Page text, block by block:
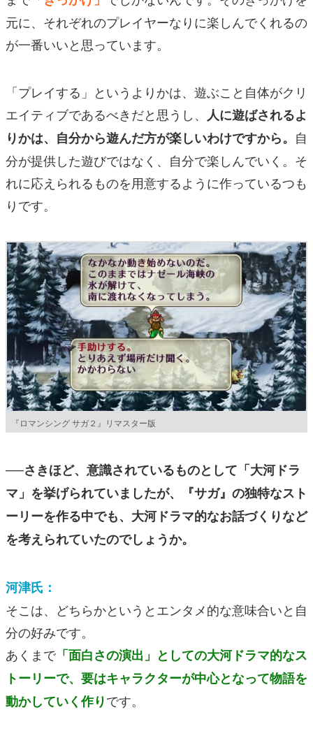
元に、それぞれのプレイヤーなりに楽しんでくれるの
が一番いいと思っています。
「プレイする」というよりかは、遊ぶこと自体がクリ
エイティブであるべきだと思うし、 人に遊ばされるよ
りかは、自分から遊んだ方が楽しいわけですから。 自
分が提供した遊びではなく、自分で楽しんでいく。そ
れに応えられるものを用意するように作っているつも
りです。
『ロマンシング サガ２』リマスター版
──さきほど、意識されているものとして「大河ドラ
マ」を挙げられていましたが、『サガ』の独特なスト
ーリーを作る中でも、大河ドラマ的なお話づくりなど
を考えられていたのでしょうか。
河津氏：
そこは、どちらかというとエンタメ的な意味合いと自
分の好みです。
あくまで「面白さの演出」としての大河ドラマ的なス
トーリーで、要はキャラクターが中心となって物語を
動かしていく作りです。